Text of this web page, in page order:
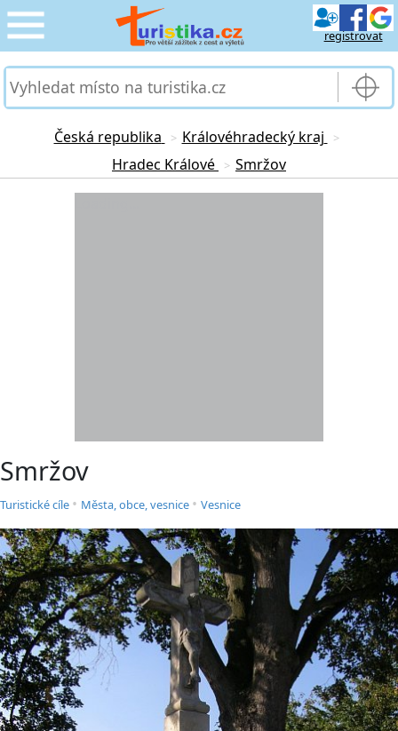
registrovat
CESTOVÁNÍ
SLUŽBY & DOPRAVA
PRO TURISTY ›
Česká republika > Královéhradecký kraj >
Hradec Králové > Smržov
Smržov
Turistické cíle • Města, obce, vesnice • Vesnice